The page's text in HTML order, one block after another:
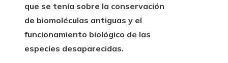
que se tenía sobre la conservación
de biomoléculas antiguas y el
funcionamiento biológico de las
especies desaparecidas.